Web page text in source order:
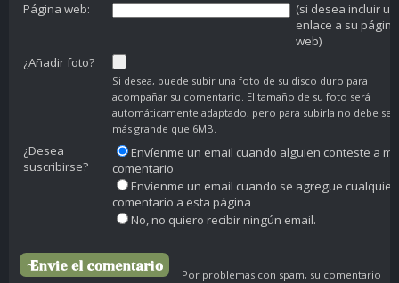
Página web:
(si desea incluir un
enlace a su página
web)
¿Añadir foto?
Si desea, puede subir una foto de su disco duro para
acompañar su comentario. El tamaño de su foto será
automáticamente adaptado, pero para subirla no debe ser
más grande que 6MB.
¿Desea
suscribirse?
Envíenme un email cuando alguien conteste a mi
comentario
Envíenme un email cuando se agregue cualquier
comentario a esta página
No, no quiero recibir ningún email.
Por problemas con spam, su comentario